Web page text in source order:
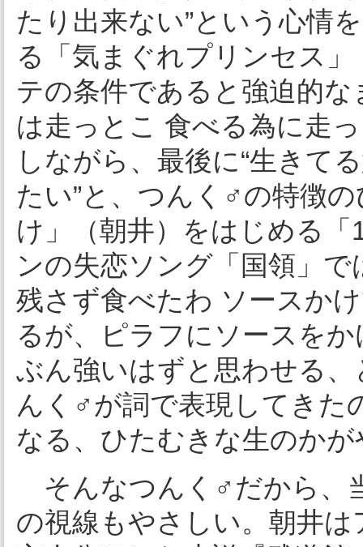
たり出来ない”という心情
る「気まぐれプリンセス
テの条件であると強迫的
は走っとこ 食べる為に走
しながら、最後に“生きて
たい”と、つんく♂の特徴
け」（朝井）をはじめる
ンの失恋ソング「国領」
残さず食べたわ ソースか
るが、ピラフにソースを
ぶん強いはずと思わせる
んく♂が詞で表現してきた
なる、ひたむきな生のか
そんなつんく♂だから、
の視線もやさしい。朝井